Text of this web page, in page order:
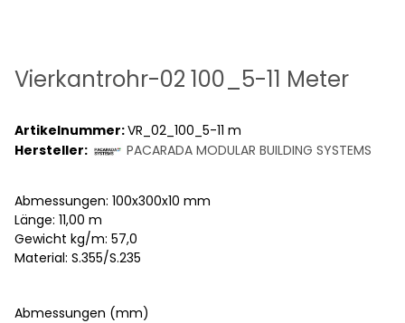
Vierkantrohr-02 100_5-11 Meter
Artikelnummer:VR_02_100_5-11 m
Hersteller:
PACARADA MODULAR BUILDING SYSTEMS
Abmessungen: 100x300x10 mm
Länge: 11,00 m
Gewicht kg/m: 57,0
Material: S.355/S.235
Abmessungen (mm)